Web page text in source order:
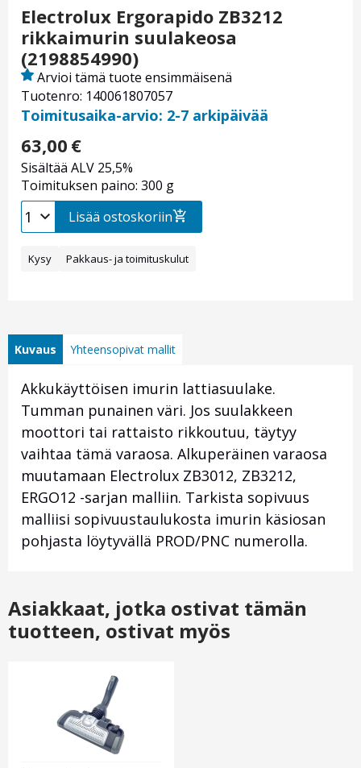
Electrolux Ergorapido ZB3212
rikkaimurin suulakeosa
(2198854990)
Tuotenro: 140061807057
Arvioi tämä tuote ensimmäisenä
Toimitusaika-arvio: 2-7 arkipäivää
63,00 €
Sisältää ALV 25,5%
Toimituksen paino: 300 g
Lisää ostoskoriin
Kysy Pakkaus- ja toimituskulut
Kuvaus Yhteensopivat mallit
Akkukäyttöisen imurin lattiasuulake.
Tumman punainen väri. Jos suulakkeen
moottori tai rattaisto rikkoutuu, täytyy
vaihtaa tämä varaosa. Alkuperäinen varaosa
muutamaan Electrolux ZB3012, ZB3212,
ERGO12 -sarjan malliin. Tarkista sopivuus
malliisi sopivuustaulukosta imurin käsiosan
pohjasta löytyvällä PROD/PNC numerolla.
Asiakkaat, jotka ostivat tämän
tuotteen, ostivat myös